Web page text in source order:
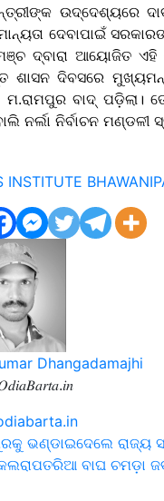
ଉଦ୍ଦେଶ୍ୟରେ
ଦେବାପାଇଁ
ଦ୍ବାରା ଆୟୋଜିତ ଏହି
ଶାସନ ଦିବସରେ
ମ.ରାମପୁର ବାଦ୍ ପଡ଼ିଲା।
ନର୍ଲା ନିର୍ବାଚନ ମଣ୍ଡଳୀ
Dhangadamajhi
ଭଣ୍ଡାଇଦେଲେ ରାଜ୍ୟ
ବାଘ ଚମଡ଼ା